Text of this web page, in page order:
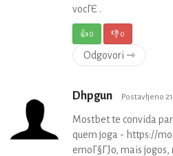
vocГЄ .
👍0 👎0
Odgovori ⇾
Dhpgun Postavljeno
Mostbet te convida
quem joga - https://
emoГ§ГЈo, mais